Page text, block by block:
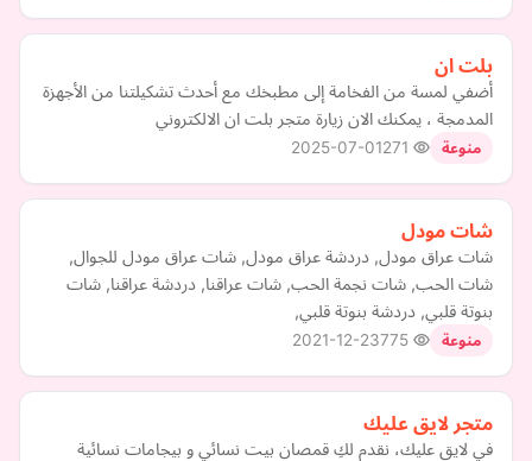
بلت ان
أضفي لمسة من الفخامة إلى مطبخك مع أحدث تشكيلتنا من الأجهزة
المدمجة ، يمكنك الان زيارة متجر بلت ان الالكتروني
منوعة 2025-07-01
شات مودل
شات عراق مودل, دردشة عراق مودل, شات عراق مودل للجوال,
شات الحب, شات نجمة الحب, شات عراقنا, دردشة عراقنا, شات
بنوتة قلبي, دردشة بنوتة قلبي,
منوعة 2021-12-23
متجر لايق عليك
في لايق عليك، نقدم لكِ قمصان بيت نسائي و بيجامات نسائية